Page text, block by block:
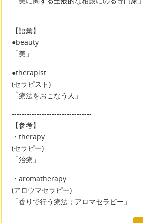
--------------------------------
【語彙】
●beauty
「美」
●therapist
(セラピスト)
「療法をおこなう人」
--------------------------------
【参考】
・therapy
(セラピー)
「治療」
・aromatherapy
(アロウマセラピー)
「香りで行う療法；アロマセラピー」